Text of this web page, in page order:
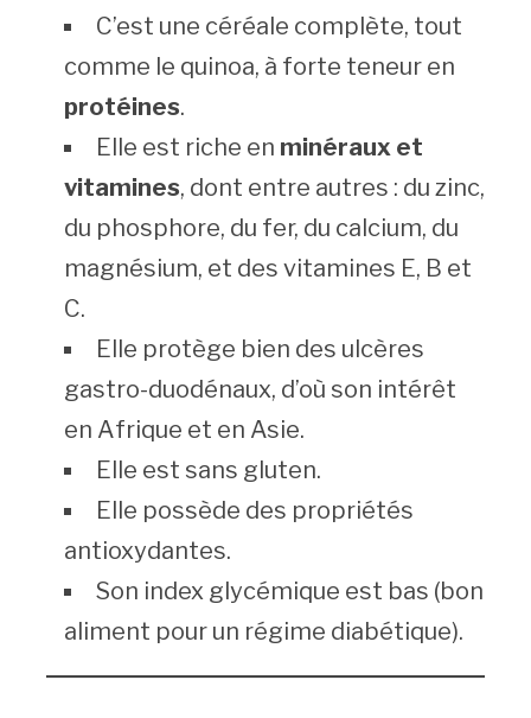
C’est une céréale complète, tout
comme le quinoa, à forte teneur en
protéines.
Elle est riche en minéraux et
vitamines, dont entre autres : du zinc,
du phosphore, du fer, du calcium, du
magnésium, et des vitamines E, B et
C.
Elle protège bien des ulcères
gastro-duodénaux, d’où son intérêt
en Afrique et en Asie.
Elle est sans gluten.
Elle possède des propriétés
antioxydantes.
Son index glycémique est bas (bon
aliment pour un régime diabétique).